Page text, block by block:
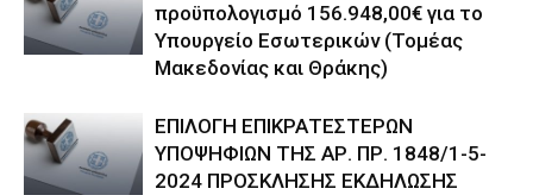
προϋπολογισμό 156.948,00€ για το
Υπουργείο Εσωτερικών (Τομέας
Μακεδονίας και Θράκης)
ΕΠΙΛΟΓΗ ΕΠΙΚΡΑΤΕΣΤΕΡΩΝ
ΥΠΟΨΗΦΙΩΝ ΤΗΣ ΑΡ. ΠΡ. 1848/1-5-
2024 ΠΡΟΣΚΛΗΣΗΣ ΕΚΔΗΛΩΣΗΣ